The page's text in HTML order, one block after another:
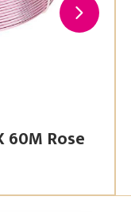
Fil Bonzai 500Gr 2Mm X 60M Rose